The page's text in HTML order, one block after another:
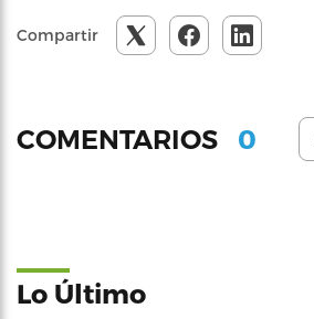
Compartir
COMENTARIOS 0
Lo Último